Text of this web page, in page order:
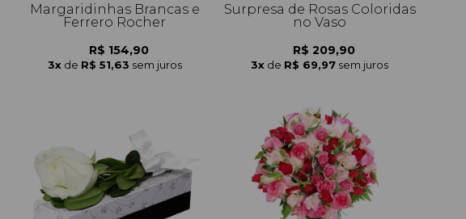
Margaridinhas Brancas e
Ferrero Rocher
R$ 154,90
3x de R$ 51,63 sem juros
Surpresa de Rosas Coloridas
no Vaso
R$ 209,90
3x de R$ 69,97 sem juros